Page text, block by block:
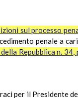
sul processo
penale a
Repubblica n. 34,
per il Presidente